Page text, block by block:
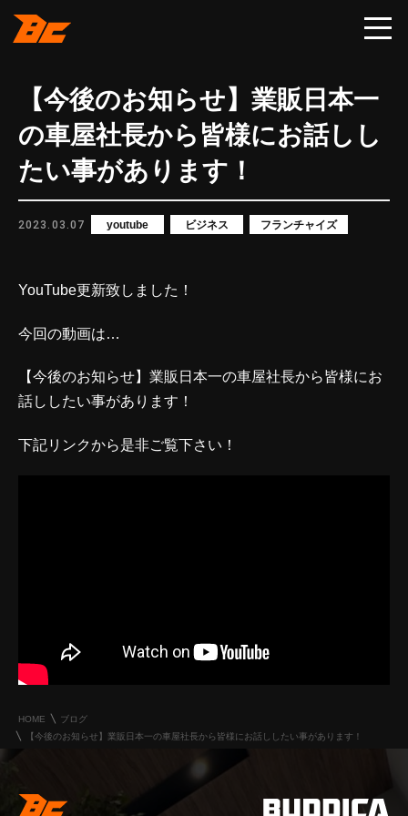
【今後のお知らせ】業販日本一
の車屋社長から皆様にお話しし
たい事があります！
2023.03.07 youtube ビジネス フランチャイズ
YouTube更新致しました！
今回の動画は…
【今後のお知らせ】業販日本一の車屋社長から皆様にお
話ししたい事があります！
下記リンクから是非ご覧下さい！
HOME
ブログ
【今後のお知らせ】業販日本一の車屋社長から皆様にお話ししたい事があります！